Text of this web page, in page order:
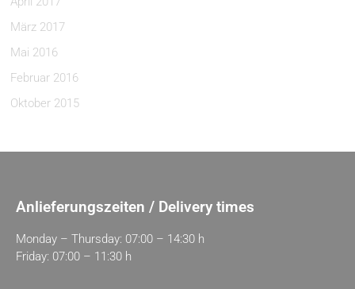
März 2017
Mai 2016
Februar 2016
Oktober 2015
Anlieferungszeiten / Delivery times
Monday – Thursday: 07:00 – 14:30 h
Friday: 07:00 – 11:30 h